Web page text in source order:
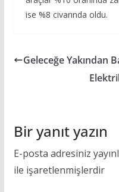
ise %8 civarında oldu.
Geleceğe Yakından
Bir yanıt yazın
E-posta adresiniz
ile işaretlenmişlerdir